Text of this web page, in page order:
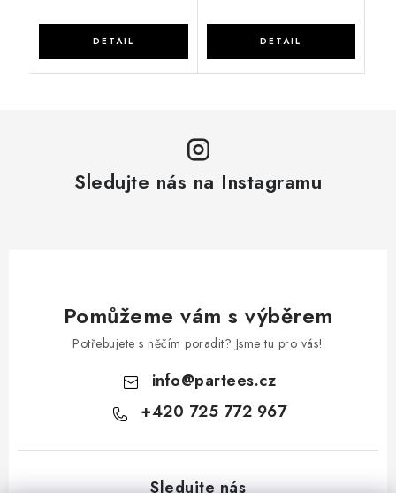
Sledujte nás na Instagramu
Pomůžeme vám s výběrem
Potřebujete s něčím poradit? Jsme tu pro vás!
info@partees.cz
+420 725 772 967